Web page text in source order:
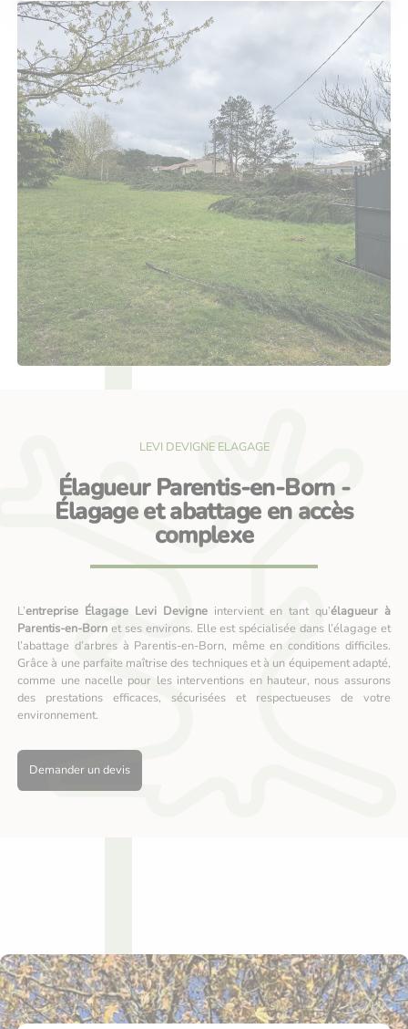
LEVI DEVIGNE ELAGAGE
Élagueur Parentis-en-Born -
Élagage et abattage en accès
complexe
L’entreprise Élagage Levi Devigne intervient en tant qu’élagueur à
Parentis-en-Born et ses environs. Elle est spécialisée dans l’élagage et
l’abattage d’arbres à Parentis-en-Born, même en conditions difficiles.
Grâce à une parfaite maîtrise des techniques et à un équipement adapté,
comme une nacelle pour les interventions en hauteur, nous assurons
des prestations efficaces, sécurisées et respectueuses de votre
environnement.
Demander un devis